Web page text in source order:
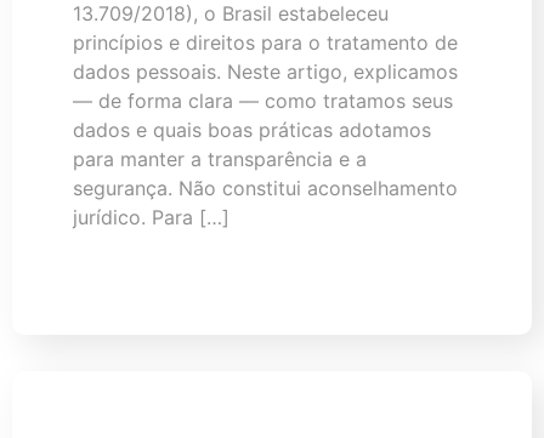
13.709/2018), o Brasil estabeleceu
princípios e direitos para o tratamento de
dados pessoais. Neste artigo, explicamos
— de forma clara — como tratamos seus
dados e quais boas práticas adotamos
para manter a transparência e a
segurança. Não constitui aconselhamento
jurídico. Para […]